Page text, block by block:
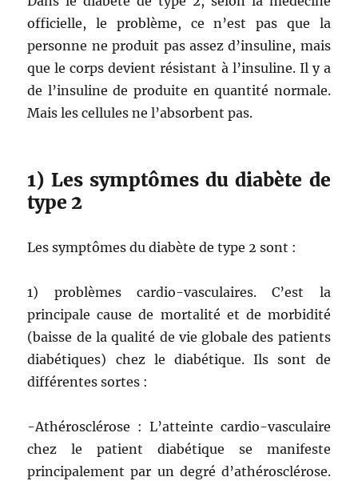
officielle, le problème, ce n’est pas que la
personne ne produit pas assez d’insuline, mais
que le corps devient résistant à l’insuline. Il y a
de l’insuline de produite en quantité normale.
Mais les cellules ne l’absorbent pas.
1) Les symptômes du diabète de
type 2
Les symptômes du diabète de type 2 sont :
1) problèmes cardio-vasculaires. C’est la
principale cause de mortalité et de morbidité
(baisse de la qualité de vie globale des patients
diabétiques) chez le diabétique. Ils sont de
différentes sortes :
-Athérosclérose : L’atteinte cardio-vasculaire
chez le patient diabétique se manifeste
principalement par un degré d’athérosclérose.